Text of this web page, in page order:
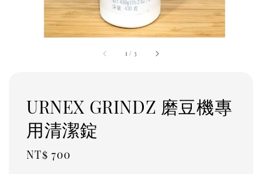
1 / 3
URNEX GRINDZ 磨豆機專
用清潔錠
Regular
NT$ 700